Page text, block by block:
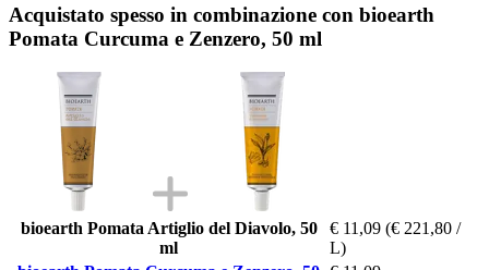
Acquistato spesso in combinazione con bioearth
Pomata Curcuma e Zenzero, 50 ml
bioearth Pomata Artiglio del Diavolo, 50
ml
€ 11,09 (€ 221,80 /
L)